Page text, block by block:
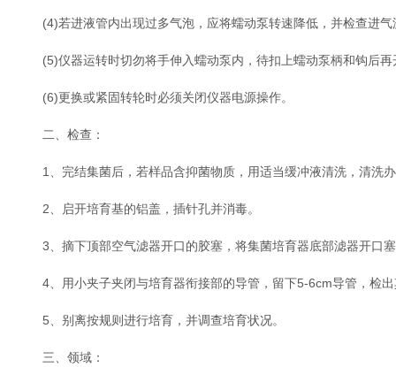
(4)若进液管内出现过多气泡，应将蠕动泵转速降低，并检查进气
(5)仪器运转时切勿将手伸入蠕动泵内，待扣上蠕动泵柄和钩后再
(6)更换或紧固转轮时必须关闭仪器电源操作。
二、检查：
1、完结集菌后，若样品含抑菌物质，用适当缓冲液清洗，清洗
2、启开培育基的铝盖，插针孔并消毒。
3、摘下顶部空气滤器开口的胶塞，将集菌培育器底部滤器开口
4、用小夹子夹闭与培育器衔接部的导管，留下5-6cm导管，检出
5、别离按规则进行培育，并调查培育状况。
三、领域：